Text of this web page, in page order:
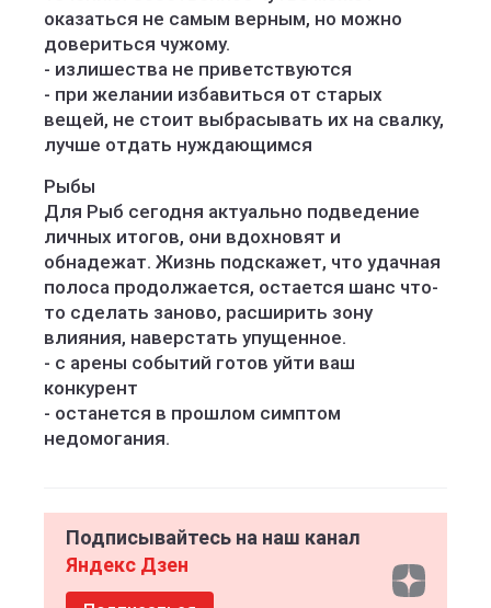
оказаться не самым верным, но можно
довериться чужому.
- излишества не приветствуются
- при желании избавиться от старых
вещей, не стоит выбрасывать их на свалку,
лучше отдать нуждающимся
Рыбы
Для Рыб сегодня актуально подведение
личных итогов, они вдохновят и
обнадежат. Жизнь подскажет, что удачная
полоса продолжается, остается шанс что-
то сделать заново, расширить зону
влияния, наверстать упущенное.
- с арены событий готов уйти ваш
конкурент
- останется в прошлом симптом
недомогания.
Подписывайтесь на наш канал
Яндекс Дзен